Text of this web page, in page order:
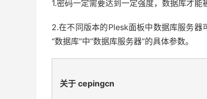
1.密码一定需要达到一定强度，数据库才能
2.在不同版本的Plesk面板中数据库服务
“数据库”中“数据库服务器”的具体参数。
关于 cepingcn